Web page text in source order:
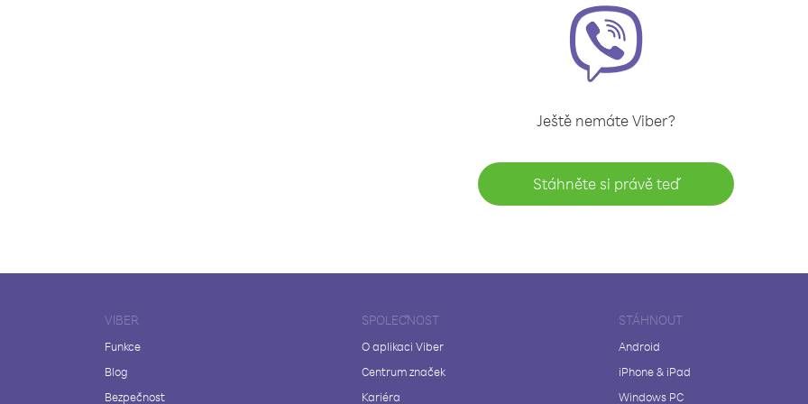
Ještě nemáte Viber?
Stáhněte si právě teď
VIBER
Funkce
Blog
Bezpečnost
SPOLEČNOST
O aplikaci Viber
Centrum značek
Kariéra
STÁHNOUT
Android
iPhone & iPad
Windows PC